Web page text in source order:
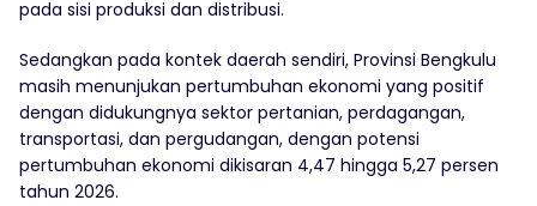
pada sisi produksi dan distribusi.
Sedangkan pada kontek daerah sendiri, Provinsi Bengkulu
masih menunjukan pertumbuhan ekonomi yang positif
dengan didukungnya sektor pertanian, perdagangan,
transportasi, dan pergudangan, dengan potensi
pertumbuhan ekonomi dikisaran 4,47 hingga 5,27 persen
tahun 2026.